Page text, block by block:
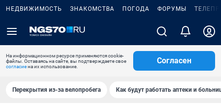
НЕДВИЖИМОСТЬ ЗНАКОМСТВА ПОГОДА ФОРУМЫ
На информационном ресурсе применяются cookie-
файлы. Оставаясь на сайте, вы подтверждаете свое
согласиена их использование.
Согласен
Перекрытия из-за велопробега Как будут работать аптеки и